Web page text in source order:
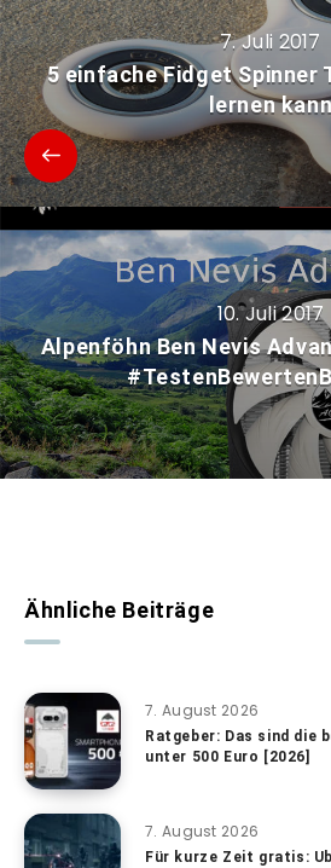
7. Juli 2017
5 einfache Fidget Spinner
lernen
10. Juli 2017
Alpenföhn Ben Nevis
Ähnliche Beiträge
7. August 2026
Ratgeber: Das sind die
unter 500 Euro [2026]
7. August 2026
Für kurze Zeit gratis: